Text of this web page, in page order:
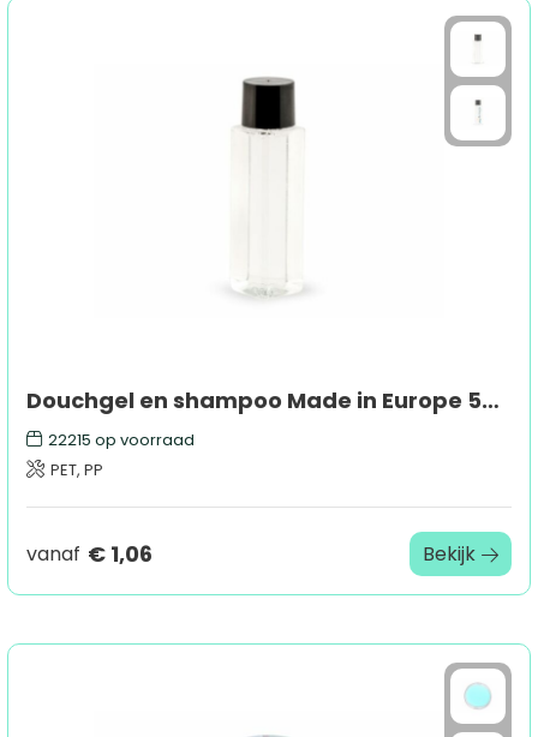
Douchgel en shampoo Made in Europe 50ml
22215 op voorraad
PET, PP
vanaf € 1,06 Bekijk